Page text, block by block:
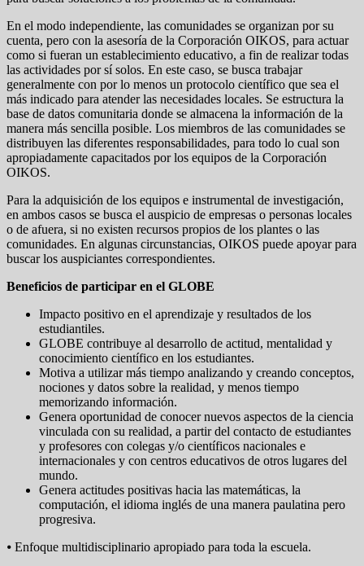
En el modo independiente, las comunidades se organizan por su
cuenta, pero con la asesoría de la Corporación OIKOS, para actuar
como si fueran un establecimiento educativo, a fin de realizar todas
las actividades por sí solos. En este caso, se busca trabajar
generalmente con por lo menos un protocolo científico que sea el
más indicado para atender las necesidades locales. Se estructura la
base de datos comunitaria donde se almacena la información de la
manera más sencilla posible. Los miembros de las comunidades se
distribuyen las diferentes responsabilidades, para todo lo cual son
apropiadamente capacitados por los equipos de la Corporación
OIKOS.
Para la adquisición de los equipos e instrumental de investigación,
en ambos casos se busca el auspicio de empresas o personas locales
o de afuera, si no existen recursos propios de los plantes o las
comunidades. En algunas circunstancias, OIKOS puede apoyar para
buscar los auspiciantes correspondientes.
Beneficios de participar en el GLOBE
Impacto positivo en el aprendizaje y resultados de los
estudiantiles.
GLOBE contribuye al desarrollo de actitud, mentalidad y
conocimiento científico en los estudiantes.
Motiva a utilizar más tiempo analizando y creando conceptos,
nociones y datos sobre la realidad, y menos tiempo
memorizando información.
Genera oportunidad de conocer nuevos aspectos de la ciencia
vinculada con su realidad, a partir del contacto de estudiantes
y profesores con colegas y/o científicos nacionales e
internacionales y con centros educativos de otros lugares del
mundo.
Genera actitudes positivas hacia las matemáticas, la
computación, el idioma inglés de una manera paulatina pero
progresiva.
⦁ Enfoque multidisciplinario apropiado para toda la escuela.